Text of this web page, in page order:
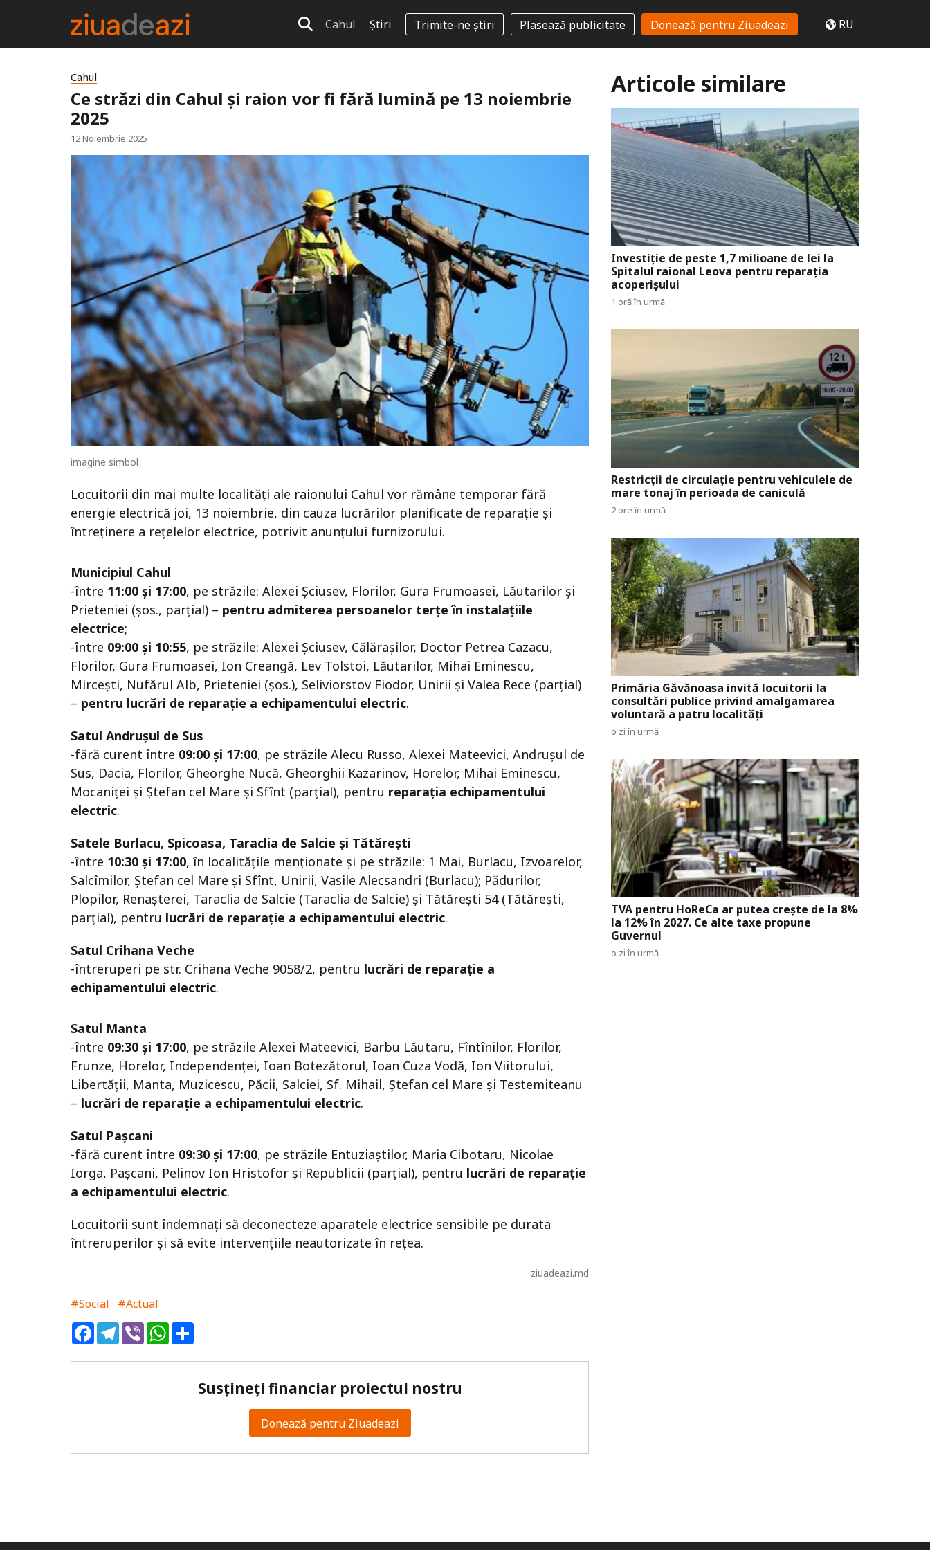
Cahul Știri Trimite-ne știri Plasează publicitate Donează pentru Ziuadeazi RU
Cahul
Ce străzi din Cahul și raion vor fi fără lumină pe 13 noiembrie
2025
12 Noiembrie 2025
imagine simbol
Locuitorii din mai multe localități ale raionului Cahul vor rămâne temporar fără
energie electrică joi, 13 noiembrie, din cauza lucrărilor planificate de reparație și
întreținere a rețelelor electrice, potrivit anunțului furnizorului.
Municipiul Cahul
-între 11:00 și 17:00, pe străzile: Alexei Şciusev, Florilor, Gura Frumoasei, Lăutarilor și
Prieteniei (șos., parțial) – pentru admiterea persoanelor terțe în instalațiile
electrice;
-între 09:00 și 10:55, pe străzile: Alexei Şciusev, Călăraşilor, Doctor Petrea Cazacu,
Florilor, Gura Frumoasei, Ion Creangă, Lev Tolstoi, Lăutarilor, Mihai Eminescu,
Mirceşti, Nufărul Alb, Prieteniei (șos.), Seliviorstov Fiodor, Unirii și Valea Rece (parțial)
– pentru lucrări de reparație a echipamentului electric.
Satul Andruşul de Sus
-fără curent între 09:00 și 17:00, pe străzile Alecu Russo, Alexei Mateevici, Andruşul de
Sus, Dacia, Florilor, Gheorghe Nucă, Gheorghii Kazarinov, Horelor, Mihai Eminescu,
Mocaniţei și Ştefan cel Mare şi Sfînt (parțial), pentru reparația echipamentului
electric.
Satele Burlacu, Spicoasa, Taraclia de Salcie și Tătărești
-între 10:30 și 17:00, în localitățile menționate și pe străzile: 1 Mai, Burlacu, Izvoarelor,
Salcîmilor, Ştefan cel Mare şi Sfînt, Unirii, Vasile Alecsandri (Burlacu); Pădurilor,
Plopilor, Renaşterei, Taraclia de Salcie (Taraclia de Salcie) și Tătărești 54 (Tătărești,
parțial), pentru lucrări de reparație a echipamentului electric.
Satul Crihana Veche
-întreruperi pe str. Crihana Veche 9058/2, pentru lucrări de reparație a
echipamentului electric.
Satul Manta
-între 09:30 și 17:00, pe străzile Alexei Mateevici, Barbu Lăutaru, Fîntînilor, Florilor,
Frunze, Horelor, Independenţei, Ioan Botezătorul, Ioan Cuza Vodă, Ion Viitorului,
Libertăţii, Manta, Muzicescu, Păcii, Salciei, Sf. Mihail, Ştefan cel Mare și Testemiteanu
– lucrări de reparație a echipamentului electric.
Satul Pașcani
-fără curent între 09:30 și 17:00, pe străzile Entuziaștilor, Maria Cibotaru, Nicolae
Iorga, Pașcani, Pelinov Ion Hristofor și Republicii (parțial), pentru lucrări de reparație
a echipamentului electric.
Locuitorii sunt îndemnați să deconecteze aparatele electrice sensibile pe durata
întreruperilor și să evite intervențiile neautorizate în rețea.
ziuadeazi.md
#Social
#Actual
FacebookTelegram
ViberWhatsApp
Susțineți financiar proiectul nostru
Donează pentru Ziuadeazi
Articole similare
Investiție de peste 1,7 milioane de lei la
Spitalul raional Leova pentru reparația
acoperișului
1 oră în urmă
Restricții de circulație pentru vehiculele de
mare tonaj în perioada de caniculă
2 ore în urmă
Primăria Găvănoasa invită locuitorii la
consultări publice privind amalgamarea
voluntară a patru localități
o zi în urmă
TVA pentru HoReCa ar putea crește de la 8%
la 12% în 2027. Ce alte taxe propune
Guvernul
o zi în urmă